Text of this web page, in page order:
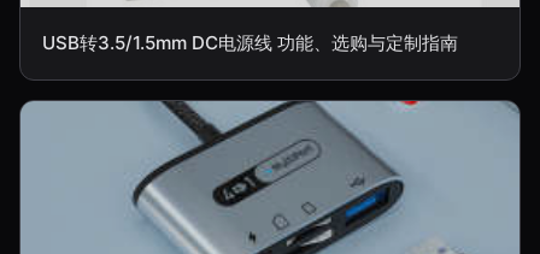
USB转3.5/1.5mm DC电源线 功能、选购与定制指南